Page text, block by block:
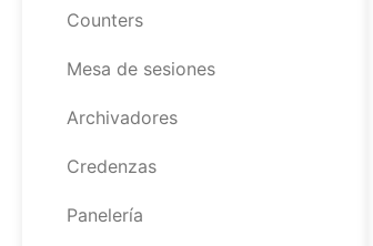
Counters
Mesa de sesiones
Archivadores
Credenzas
Panelería